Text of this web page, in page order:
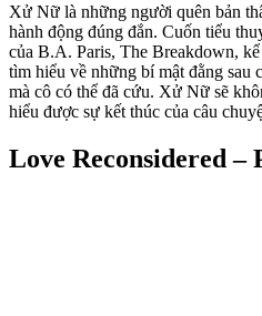
Xử Nữ là những người quên bản
hành động đúng đắn. Cuốn tiểu
của B.A. Paris, The Breakdown,
tìm hiểu về những bí mật đằng sau
mà cô có thể đã cứu. Xử Nữ sẽ
hiểu được sự kết thúc của câu
Love Reconsidered –